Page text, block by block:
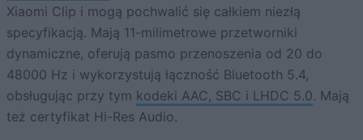
Xiaomi Clip i mogą pochwalić się całkiem niezłą
specyfikacją. Mają 11-milimetrowe przetworniki
dynamiczne, oferują pasmo przenoszenia od 20 do
48000 Hz i wykorzystują łączność Bluetooth 5.4,
obsługując przy tym kodeki AAC, SBC i LHDC 5.0. Mają
też certyfikat Hi-Res Audio.